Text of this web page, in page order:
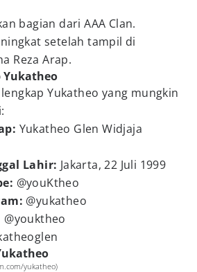
bagian dari AAA Clan.
setelah tampil di
Reza Arap.
Yukatheo
Yukatheo yang mungkin
Yukatheo Glen Widjaja
Lahir: Jakarta, 22 Juli 1999
@youKtheo
@yukatheo
@youktheo
yukatheo)